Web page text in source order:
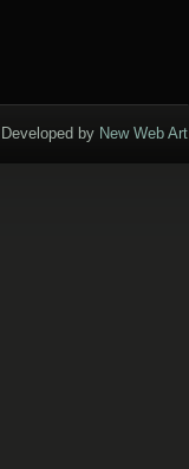
Developed by New Web Art